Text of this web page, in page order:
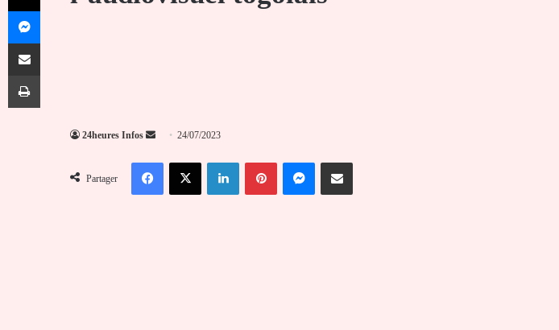
24heures Infos
Envoyer
courriel
24/07/2023
Partager
FacebookX LinkedinPinterestMessengerPartager par email
Messenger
Partager par email